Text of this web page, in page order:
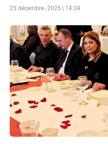
25 décembre، 2025 | 14:34